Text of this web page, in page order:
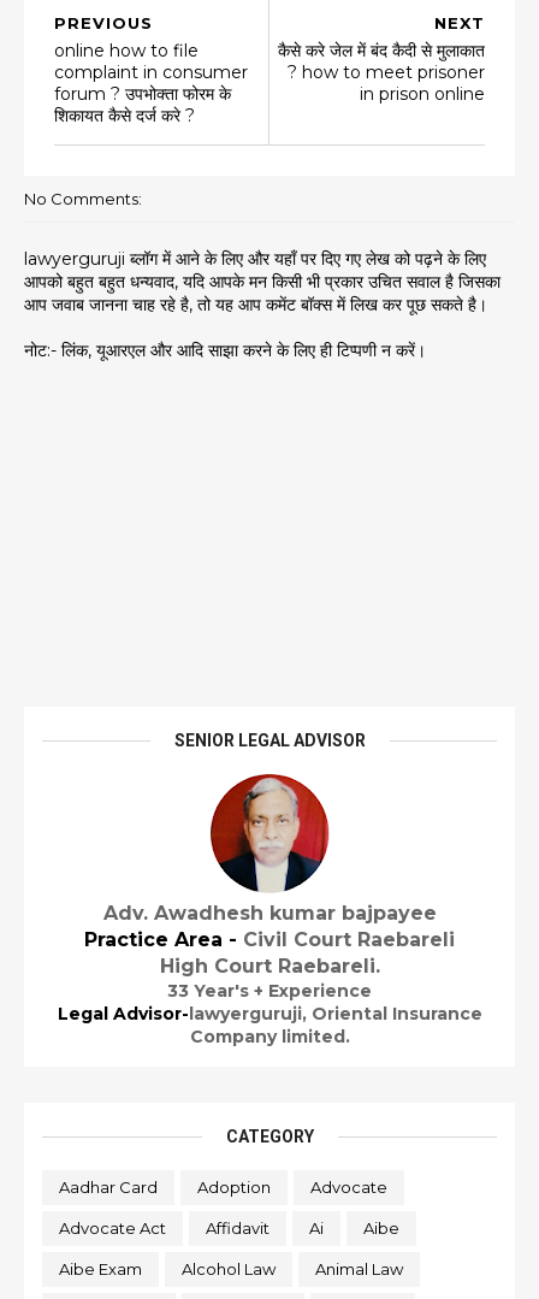
NEXT
कैसे करे जेल में बंद कैदी से मुलाकात
? how to meet prisoner
in prison online
PREVIOUS
online how to file
complaint in consumer
forum ? उपभोक्ता फोरम के
शिकायत कैसे दर्ज करे ?
No Comments:
lawyerguruji ब्लॉग में आने के लिए और यहाँ पर दिए गए लेख को पढ़ने के लिए
आपको बहुत बहुत धन्यवाद, यदि आपके मन किसी भी प्रकार उचित सवाल है जिसका
आप जवाब जानना चाह रहे है, तो यह आप कमेंट बॉक्स में लिख कर पूछ सकते है।
नोट:- लिंक, यूआरएल और आदि साझा करने के लिए ही टिप्पणी न करें।
SENIOR LEGAL ADVISOR
Adv. Awadhesh kumar bajpayee
Practice Area - Civil Court Raebareli
High Court Raebareli.
33 Year's + Experience
Legal Advisor-lawyerguruji, Oriental Insurance
Company limited.
CATEGORY
Aadhar Card Adoption Advocate
Advocate Act Affidavit Ai Aibe
Aibe Exam Alcohol Law Animal Law